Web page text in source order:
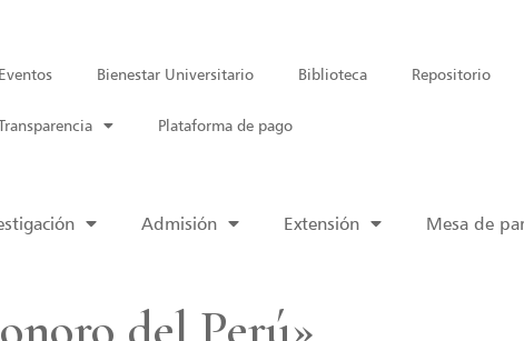
Eventos Bienestar Universitario Biblioteca Repositorio
Plataforma de pago
Admisión Extensión Mesa de